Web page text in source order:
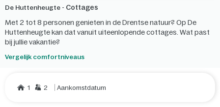
De Huttenheugte - Cottages
Met 2 tot 8 personen genieten in de Drentse natuur? Op De
Huttenheugte kan dat vanuit uiteenlopende cottages. Wat past
bij jullie vakantie?
Vergelijk comfortniveaus
1 2 Aankomstdatum